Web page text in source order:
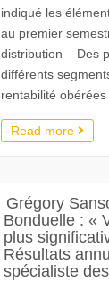
indiqué les
au premier
distribution – Des
différents
rentabilité
Read more
Grégory
Bonduelle : «
plus
Résultats
spécialiste